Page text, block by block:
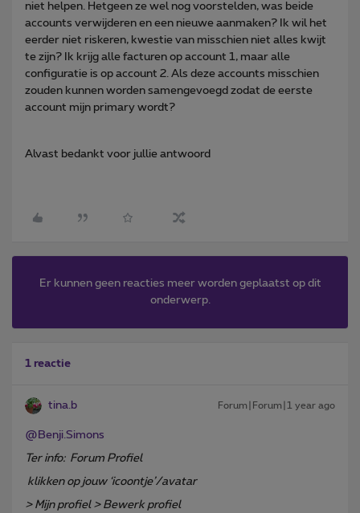
niet helpen. Hetgeen ze wel nog voorstelden, was beide
accounts verwijderen en een nieuwe aanmaken? Ik wil het
eerder niet riskeren, kwestie van misschien niet alles kwijt
te zijn? Ik krijg alle facturen op account 1, maar alle
configuratie is op account 2. Als deze accounts misschien
zouden kunnen worden samengevoegd zodat de eerste
account mijn primary wordt?
Alvast bedankt voor jullie antwoord
Er kunnen geen reacties meer worden geplaatst op dit
onderwerp.
1 reactie
tina.b Forum|Forum|1 year ago
@Benji.Simons
Ter info: Forum Profiel
klikken op jouw ‘icoontje’/avatar
> Mijn profiel > Bewerk profiel